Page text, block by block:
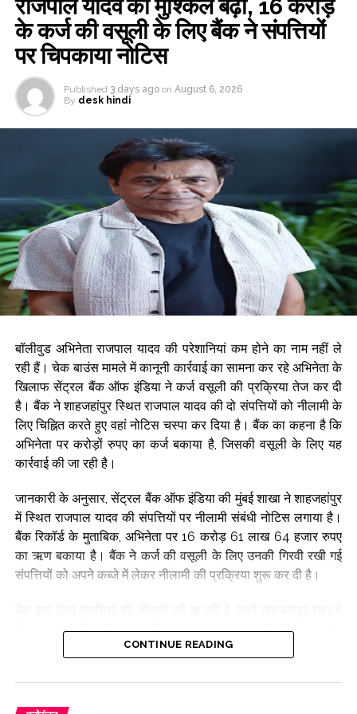
राजपाल यादव की मुश्किलें बढ़ीं, 16 करोड़
के कर्ज की वसूली के लिए बैंक ने संपत्तियों
पर चिपकाया नोटिस
Published 3 days ago on August 6, 2026
By desk hindi
बॉलीवुड अभिनेता राजपाल यादव की परेशानियां कम होने का नाम नहीं ले
रही हैं। चेक बाउंस मामले में कानूनी कार्रवाई का सामना कर रहे अभिनेता के
खिलाफ सेंट्रल बैंक ऑफ इंडिया ने कर्ज वसूली की प्रक्रिया तेज कर दी
है। बैंक ने शाहजहांपुर स्थित राजपाल यादव की दो संपत्तियों को नीलामी के
लिए चिह्नित करते हुए वहां नोटिस चस्पा कर दिया है। बैंक का कहना है कि
अभिनेता पर करोड़ों रुपए का कर्ज बकाया है, जिसकी वसूली के लिए यह
कार्रवाई की जा रही है।
जानकारी के अनुसार, सेंट्रल बैंक ऑफ इंडिया की मुंबई शाखा ने शाहजहांपुर
में स्थित राजपाल यादव की संपत्तियों पर नीलामी संबंधी नोटिस लगाया है।
बैंक रिकॉर्ड के मुताबिक, अभिनेता पर 16 करोड़ 61 लाख 64 हजार रुपए
का ऋण बकाया है। बैंक ने कर्ज की वसूली के लिए उनकी गिरवी रखी गई
संपत्तियों को अपने कब्जे में लेकर नीलामी की प्रक्रिया शुरू कर दी है।
स्थित एक संपत्ति और गांव में स्थित खेत व मकान शामिल हैं। इन दोनों
संपत्तियों का आरक्षित मूल्य बैंक ने 3 करोड़ 19 लाख 26 हजार रुपए तय
नीलामी 9 सितंबर 2026 को कराई जाएगी।
CONTINUE READING